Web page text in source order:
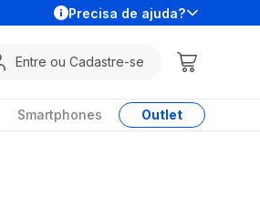
Precisa de ajuda?
Entre ou Cadastre-se
Smartphones Outlet